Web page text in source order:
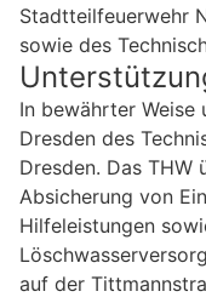
Stadtteilfeuerwehr
sowie des
In bewährter
Dresden des
Dresden. Das THW
Absicherung von
Hilfeleistungen
auf der